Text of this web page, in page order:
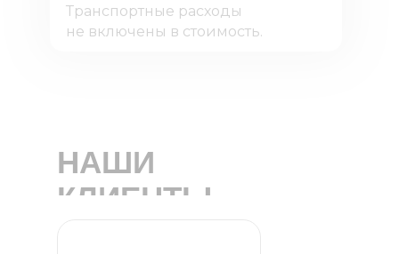
Транспортные расходы
не включены в стоимость.
НАШИ
КЛИЕНТЫ